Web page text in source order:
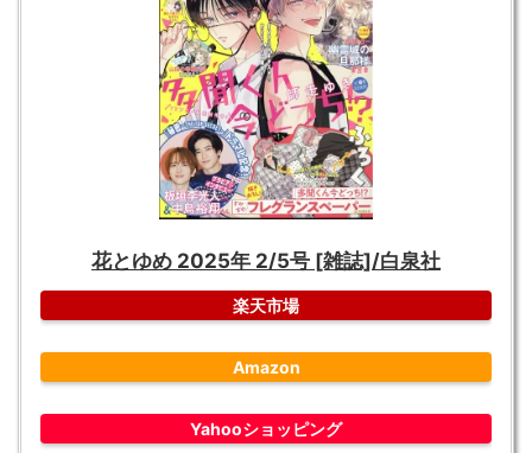
花とゆめ 2025年 2/5号 [雑誌]/白泉社
楽天市場
Amazon
Yahooショッピング